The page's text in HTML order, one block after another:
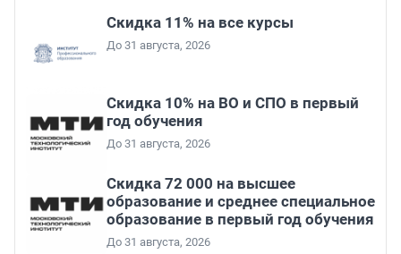
Скидка 11% на все курсы
До 31 августа, 2026
Скидка 10% на ВО и СПО в первый
год обучения
До 31 августа, 2026
Скидка 72 000 на высшее
образование и среднее специальное
образование в первый год обучения
До 31 августа, 2026